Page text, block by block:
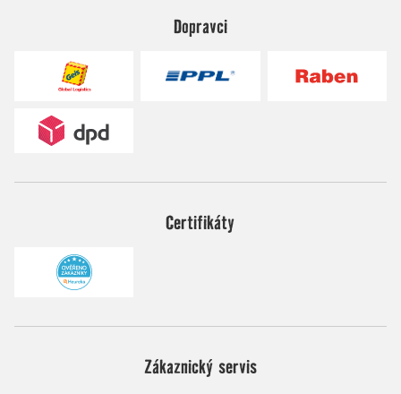
Dopravci
Certifikáty
Zákaznický servis